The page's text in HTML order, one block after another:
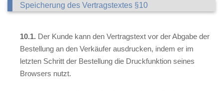
Speicherung des Vertragstextes §10
10.1. Der Kunde kann den Vertragstext vor der Abgabe der
Bestellung an den Verkäufer ausdrucken, indem er im
letzten Schritt der Bestellung die Druckfunktion seines
Browsers nutzt.